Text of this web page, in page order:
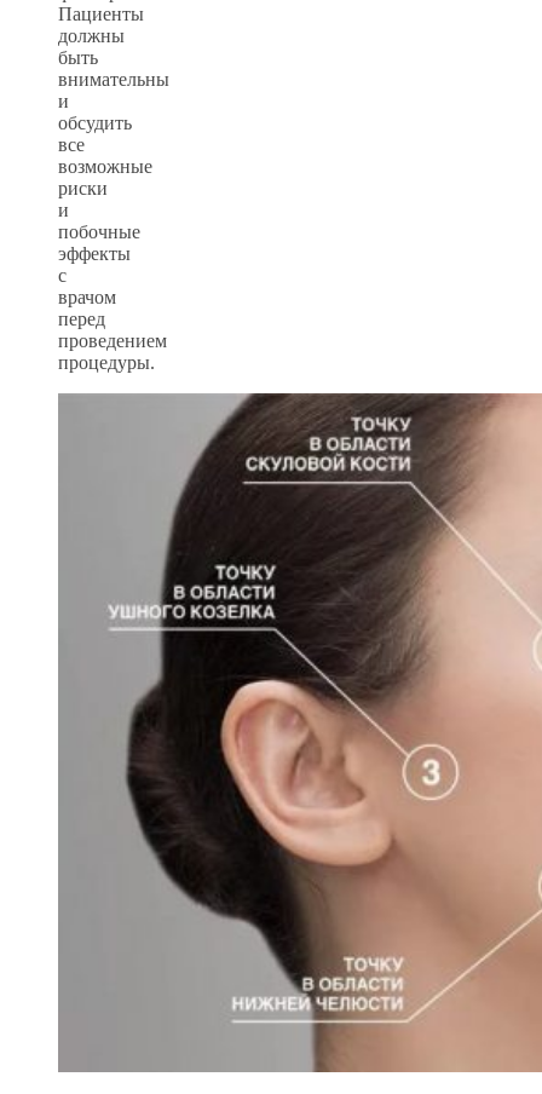
Пациенты
должны
быть
внимательны
и
обсудить
все
возможные
риски
и
побочные
эффекты
с
врачом
перед
проведением
процедуры.